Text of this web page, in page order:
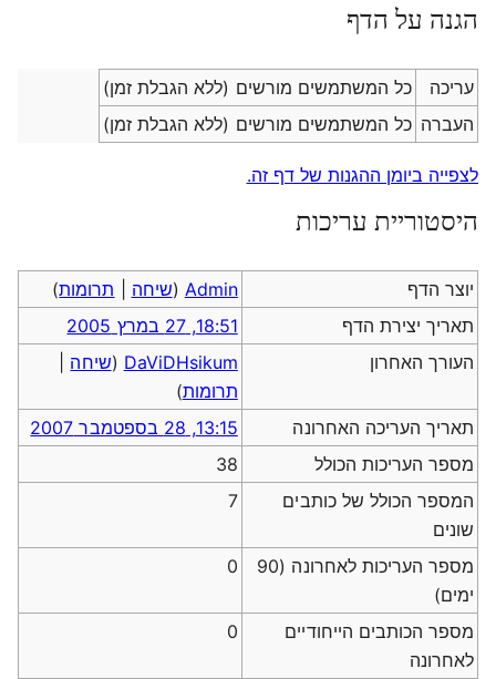
הגנה על הדף
עריכה
כל המשתמשים מורשים (ללא הגבלת זמן)
העברה כל המשתמשים מורשים (ללא הגבלת זמן)
לצפייה ביומן ההגנות של דף זה.
היסטוריית עריכות
יוצר הדף Admin
(שיחה תרומות)
תאריך יצירת הדף
18:51, 27 במרץ 2005
העורך האחרון
DaViDHsikum
(שיחה
תרומות)
תאריך העריכה האחרונה
13:15, 28 בספטמבר 2007
מספר העריכות הכולל
38
המספר הכולל של כותבים
שונים
7
מספר העריכות לאחרונה (90
ימים)
0
מספר הכותבים הייחודיים
לאחרונה
0